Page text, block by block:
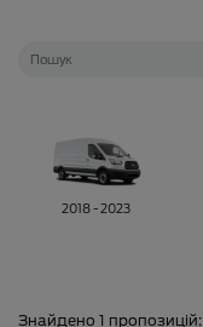
2018 - 2023
Знайдено 1 пропозицій: